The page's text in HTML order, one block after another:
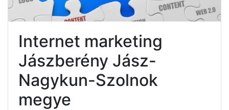
Internet marketing
Jászberény Jász-
Nagykun-Szolnok
megye